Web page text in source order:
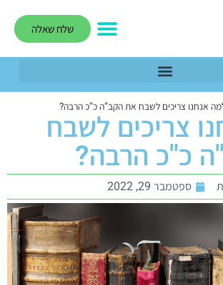
שלח שאלה
אנחנו צריכים לשבח את הקב"ה כ"כ הרבה?
צריכים לשבח
כ"כ הרבה?
ספטמבר 29, 2022